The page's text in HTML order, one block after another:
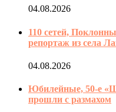
04.08.2026
110 сетей,
репортаж из села
04.08.2026
Юбилейные, 50-е
прошли с размахом